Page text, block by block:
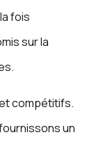
fois
sur la
compétitifs.
un